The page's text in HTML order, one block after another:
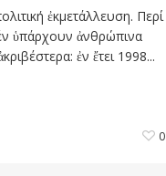
ἐκμετάλλευση. Περί
ὑπάρχουν ἀνθρώπινα
ἐν ἔτει 1998...
0